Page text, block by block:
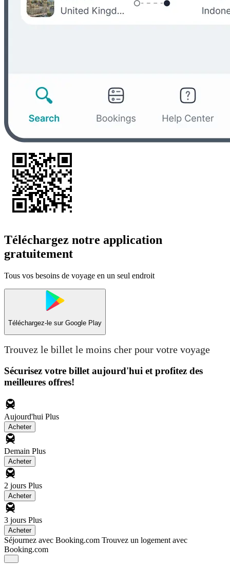
Téléchargez notre application
gratuitement
Tous vos besoins de voyage en un seul endroit
Téléchargez-le sur Google Play
Trouvez le billet le moins cher pour votre voyage
Sécurisez votre billet aujourd'hui et profitez des
meilleures offres!
Aujourd'hui Plus
Acheter
Demain Plus
Acheter
2 jours Plus
Acheter
3 jours Plus
Acheter
Séjournez avec Booking.com Trouvez un logement avec
Booking.com